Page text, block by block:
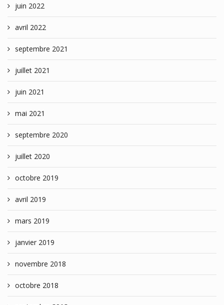
juin 2022
avril 2022
septembre 2021
juillet 2021
juin 2021
mai 2021
septembre 2020
juillet 2020
octobre 2019
avril 2019
mars 2019
janvier 2019
novembre 2018
octobre 2018